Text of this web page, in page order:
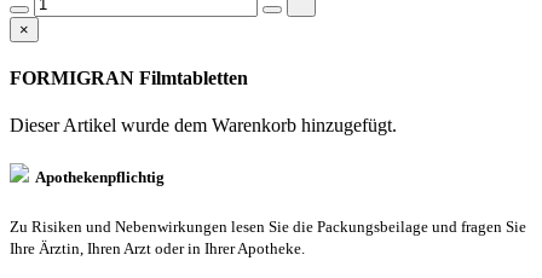
×
FORMIGRAN Filmtabletten
Dieser Artikel wurde dem Warenkorb hinzugefügt.
Apothekenpflichtig
Zu Risiken und Nebenwirkungen lesen Sie die Packungsbeilage und fragen Sie
Ihre Ärztin, Ihren Arzt oder in Ihrer Apotheke.